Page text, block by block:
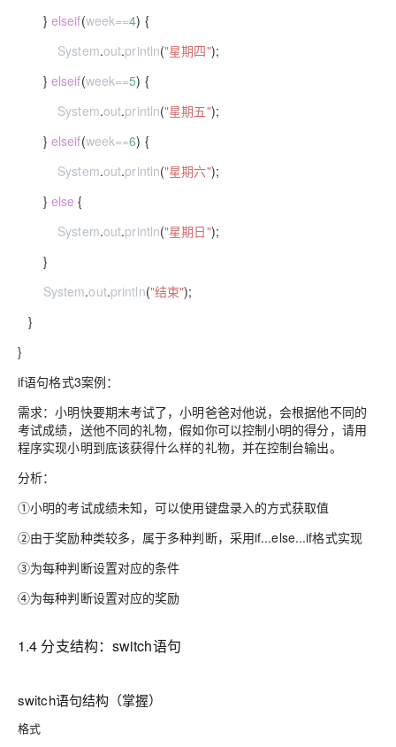
} elseif(week==4) {
System.out.println("星期四");
} elseif(week==5) {
System.out.println("星期五");
} elseif(week==6) {
System.out.println("星期六");
} else {
System.out.println("星期日");
}
System.out.println("结束");
}
}
if语句格式3案例：
需求：小明快要期末考试了，小明爸爸对他说，会根据他不同的
考试成绩，送他不同的礼物，假如你可以控制小明的得分，请用
程序实现小明到底该获得什么样的礼物，并在控制台输出。
分析：
①小明的考试成绩未知，可以使用键盘录入的方式获取值
②由于奖励种类较多，属于多种判断，采用if...else...if格式实现
③为每种判断设置对应的条件
④为每种判断设置对应的奖励
1.4 分支结构：switch语句
switch语句结构（掌握）
格式